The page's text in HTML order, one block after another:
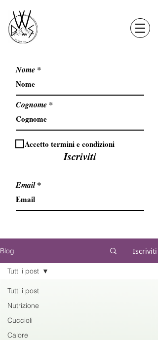
Nome
Cognome
Accetto termini e condizioni
Iscriviti
Email
Blog Iscriviti
Tutti i post
Nutrizione
Cuccioli
Calore
Tutti i post